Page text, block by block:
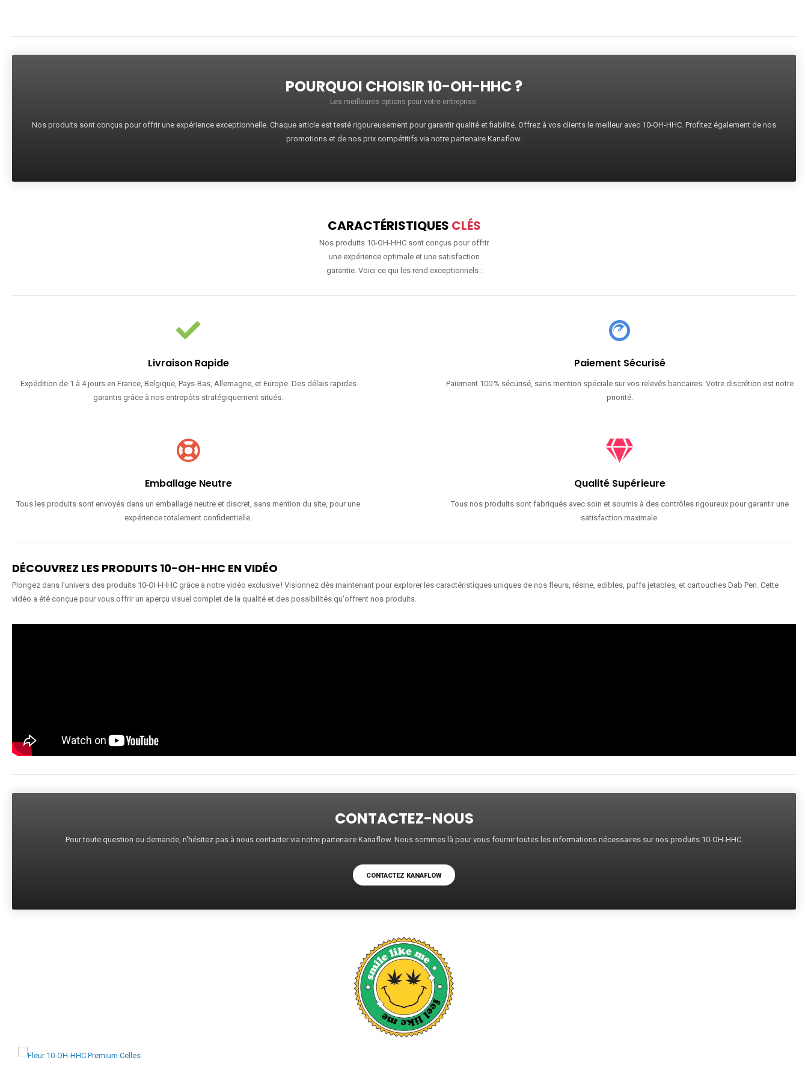
POURQUOI CHOISIR 10-OH-HHC ?
Les meilleures options pour votre entreprise.
Nos produits sont conçus pour offrir une expérience exceptionnelle. Chaque article est testé rigoureusement pour garantir qualité et fiabilité. Offrez à vos clients le meilleur avec 10-OH-HHC. Profitez également de nos
promotions et de nos prix compétitifs via notre partenaire Kanaflow.
CARACTÉRISTIQUES CLÉS
Nos produits 10-OH-HHC sont conçus pour offrir
une expérience optimale et une satisfaction
garantie. Voici ce qui les rend exceptionnels :
Livraison Rapide
Expédition de 1 à 4 jours en France, Belgique, Pays-Bas, Allemagne, et Europe. Des délais rapides
garantis grâce à nos entrepôts stratégiquement situés.
Paiement Sécurisé
Paiement 100 % sécurisé, sans mention spéciale sur vos relevés bancaires. Votre discrétion est notre
priorité.
Emballage Neutre
Tous les produits sont envoyés dans un emballage neutre et discret, sans mention du site, pour une
expérience totalement confidentielle.
Qualité Supérieure
Tous nos produits sont fabriqués avec soin et soumis à des contrôles rigoureux pour garantir une
satisfaction maximale.
DÉCOUVREZ LES PRODUITS 10-OH-HHC EN VIDÉO
Plongez dans l'univers des produits 10-OH-HHC grâce à notre vidéo exclusive ! Visionnez dès maintenant pour explorer les caractéristiques uniques de nos fleurs, résine, edibles, puffs jetables, et cartouches Dab Pen. Cette
vidéo a été conçue pour vous offrir un aperçu visuel complet de la qualité et des possibilités qu'offrent nos produits.
CONTACTEZ-NOUS
Pour toute question ou demande, n'hésitez pas à nous contacter via notre partenaire Kanaflow. Nous sommes là pour vous fournir toutes les informations nécessaires sur nos produits 10-OH-HHC.
CONTACTEZ KANAFLOW